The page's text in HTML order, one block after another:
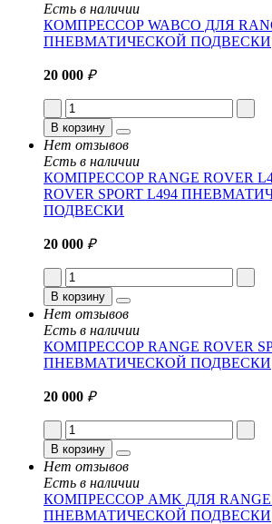
Есть в наличии
КОМПРЕССОР WABCO ДЛЯ
ПНЕВМАТИЧЕСКОЙ ПОДВЕСКИ
20 000 ₽
В корзину
Нет отзывов
Есть в наличии
КОМПРЕССОР RANGE ROVER
ROVER SPORT L494
ПОДВЕСКИ
20 000 ₽
В корзину
Нет отзывов
Есть в наличии
КОМПРЕССОР RANGE ROVER
ПНЕВМАТИЧЕСКОЙ ПОДВЕСКИ
20 000 ₽
В корзину
Нет отзывов
Есть в наличии
КОМПРЕССОР AMK ДЛЯ RANGE
ПНЕВМАТИЧЕСКОЙ ПОДВЕСКИ